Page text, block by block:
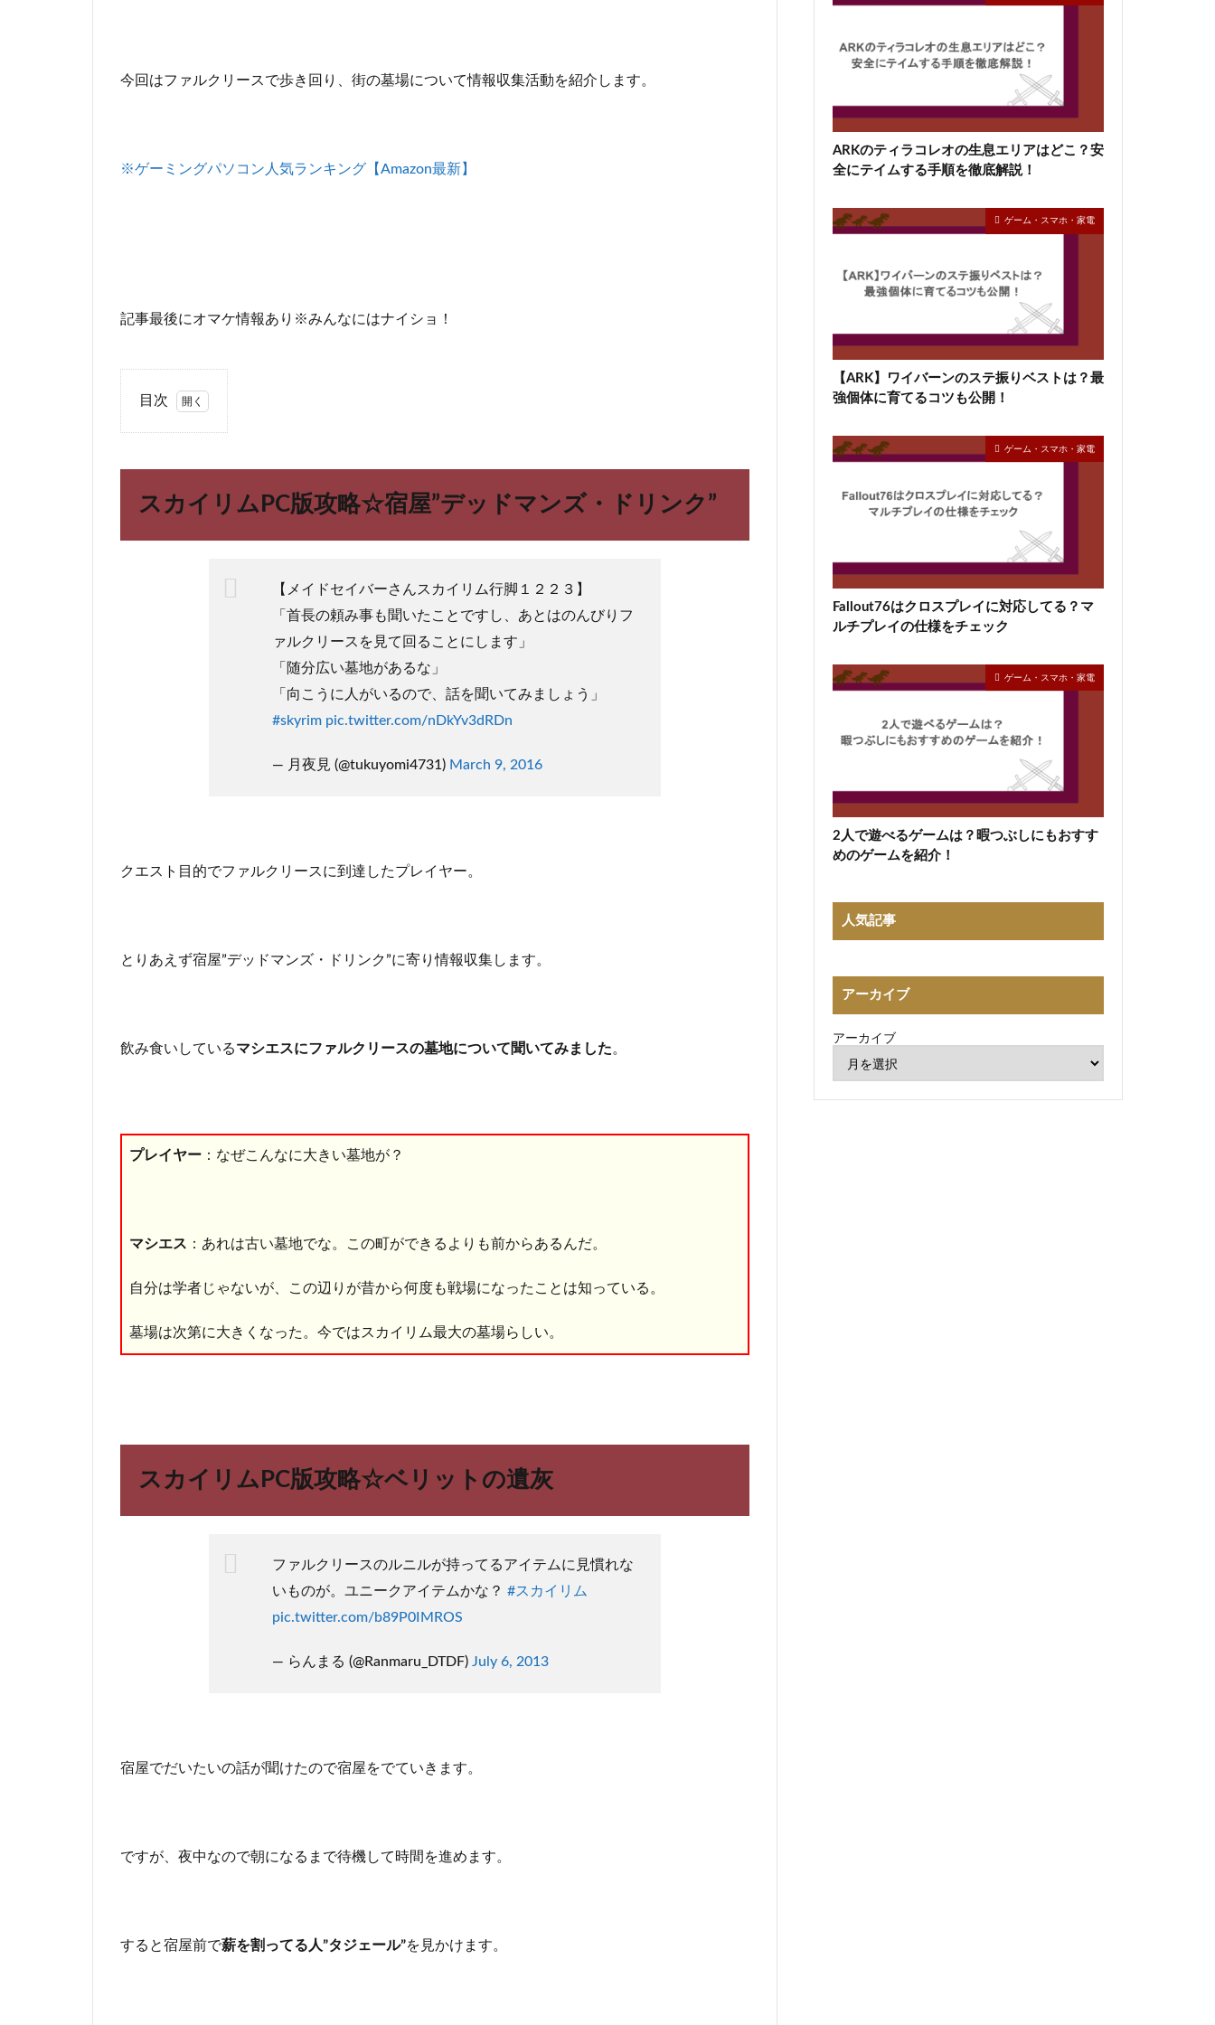
今回はファルクリースで歩き回り、街の墓場について情報収集活動を紹介します。
※ゲーミングパソコン人気ランキング【Amazon最新】
記事最後にオマケ情報あり※みんなにはナイショ！
目次
版攻
宿
☆
ト
3
☆裏
豆知
識の
め！
4
スカイリムPC版攻略☆宿屋”デッドマンズ・ドリンク”
【メイドセイバーさんスカイリム行脚１２２３】
「首長の頼み事も聞いたことですし、あとはのんびりフ
ァルクリースを見て回ることにします」
「随分広い墓地があるな」
「向こうに人がいるので、話を聞いてみましょう」
#skyrim pic.twitter.com/nDkYv3dRDn
— 月夜見 (@tukuyomi4731) March 9, 2016
クエスト目的でファルクリースに到達したプレイヤー。
とりあえず宿屋”デッドマンズ・ドリンク”に寄り情報収集します。
飲み食いしているマシエスにファルクリースの墓地について聞いてみました。
プレイヤー ：なぜこんなに大きい墓地が？
マシエス ：あれは古い墓地でな。この町ができるよりも前からあるんだ。
自分は学者じゃないが、この辺りが昔から何度も戦場になったことは知っている。
墓場は次第に大きくなった。今ではスカイリム最大の墓場らしい。
スカイリムPC版攻略☆ベリットの遺灰
ファルクリースのルニルが持ってるアイテムに見慣れな
いものが。ユニークアイテムかな？ #スカイリム
pic.twitter.com/b89P0IMROS
— らんまる (@Ranmaru_DTDF) July 6, 2013
宿屋でだいたいの話が聞けたので宿屋をでていきます。
ですが、夜中なので朝になるまで待機して時間を進めます。
すると宿屋前で薪を割ってる人”タジェール”を見かけます。
ARKのティラコレオの生息エリアはどこ？安
全にテイムする手順を徹底解説！
ゲーム・スマホ・家電
【ARK】ワイバーンのステ振りベストは？最
強個体に育てるコツも公開！
ゲーム・スマホ・家電
Fallout76はクロスプレイに対応してる？マ
ルチプレイの仕様をチェック
ゲーム・スマホ・家電
2人で遊べるゲームは？暇つぶしにもおすす
めのゲームを紹介！
人気記事
アーカイブ
アーカイブ